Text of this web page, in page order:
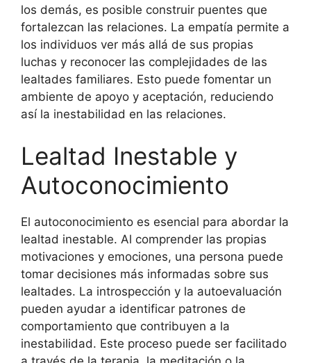
los demás, es posible construir puentes que
fortalezcan las relaciones. La empatía permite a
los individuos ver más allá de sus propias
luchas y reconocer las complejidades de las
lealtades familiares. Esto puede fomentar un
ambiente de apoyo y aceptación, reduciendo
así la inestabilidad en las relaciones.
Lealtad Inestable y
Autoconocimiento
El autoconocimiento es esencial para abordar la
lealtad inestable. Al comprender las propias
motivaciones y emociones, una persona puede
tomar decisiones más informadas sobre sus
lealtades. La introspección y la autoevaluación
pueden ayudar a identificar patrones de
comportamiento que contribuyen a la
inestabilidad. Este proceso puede ser facilitado